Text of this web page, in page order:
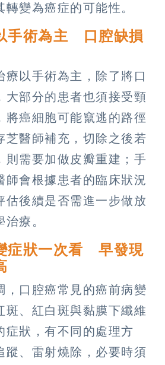
變為癌症的可能性。
手術為主 口腔缺損
療以手術為主，除了將口
大部分的患者也須接受頸
將癌細胞可能竄逃的路徑
芝醫師補充，切除之後若
則需要加做皮瓣重建；手
師會根據患者的臨床狀況
估後續是否需進一步做放
療。
症狀一次看 早發現
，口腔癌常見的癌前病變
斑、紅白斑與黏膜下纖維
症狀，有不同的處理方
蹤、雷射燒除，必要時須